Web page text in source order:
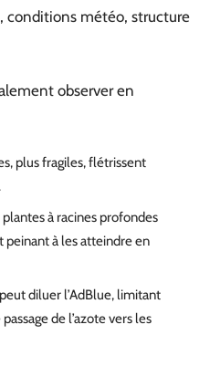
conditions météo, structure
observer en
plus fragiles, flétrissent
plantes à racines profondes
peinant à les atteindre en
diluer l’AdBlue, limitant
de l’azote vers les